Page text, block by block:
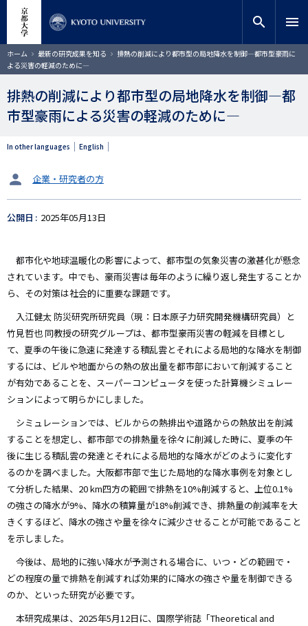
コ
テ
ン
ツ
に
動
サイト内検索
検索
search menu
ホーム 最新の研究成果を知る
排熱の削減により都市型の局地降水を制御―都市型豪雨に
よる災害の軽減のために―
排熱の削減により都市型の局地降水を制御―都
市型豪雨による災害の軽減のために―
In other languages English
タ
ッ
企業・研究者の方
公開日 2025年05月13日
都市化や地球温暖化の影響によって、都市型の気象災害の激甚化が懸念
されています。中でも、豪雨災害は毎年のように繰り返し発生することか
ら、その対策は社会的に重要な課題です。
入江健太 防災研究所研究員（現：日本原子力研究開発機構研究員）と
竹見哲也 同教授の研究グループは、都市型豪雨災害の軽減を目標とし
て、夏季の午後に急速に発達する積乱雲とそれによる局地的な降水を制御
するには、ビルや地面からの熱の放出量を都市部において削減すること
が有効であることを、スーパーコンピュータを使った計算機シミュレー
ションによって明らかにしました。
シミュレーションでは、ビルからの熱排出や道路からの熱放出を削減
することを想定し、都市部での排熱量を徐々に削減した時に、夏季の午
後に生じる積乱雲の発達とそれによる局地的な降水がどのように変化す
るのかを調べました。大阪都市部で生じた局地的な降水事例を対象とし
て分析した結果、20 km四方の範囲で排熱を10%削減すると、上位0.1%
の強さの降水が9%、降水の積算量が18%削減でき、排熱量の削減率を大
きくするほど、降水の強さや量を徐々に減少させることが可能であること
を示しました。
今後は、局地的に強い降水が予測される場合に、いつ・どの範囲で・
どの程度の量で排熱を削減すれば効果的に降水の強さや量を制御できる
のか、といった研究が必要です。
本研究成果は、2025年5月12日に、国際学術誌「Theoretical and